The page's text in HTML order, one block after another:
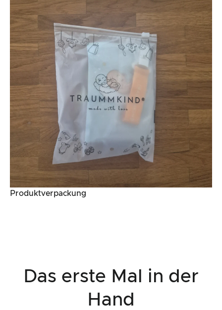
Produktverpackung
Das erste Mal in der
Hand